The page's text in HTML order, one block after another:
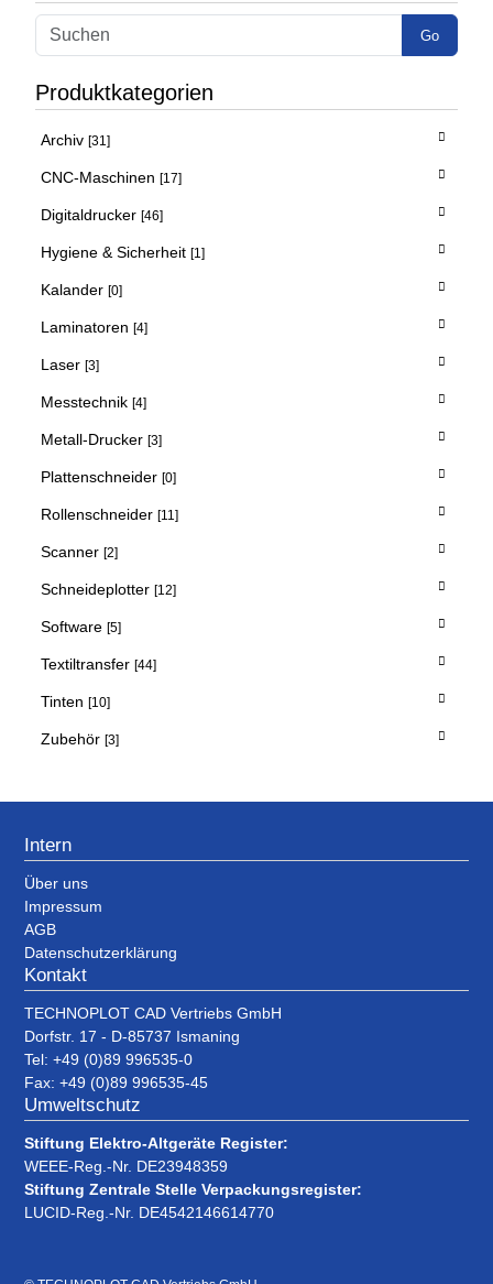
Go
Produktkategorien
Archiv [31]
CNC-Maschinen [17]
Digitaldrucker [46]
Hygiene & Sicherheit [1]
Kalander [0]
Laminatoren [4]
Laser [3]
Messtechnik [4]
Metall-Drucker [3]
Plattenschneider [0]
Rollenschneider [11]
Scanner [2]
Schneideplotter [12]
Software [5]
Textiltransfer [44]
Tinten [10]
Zubehör [3]
Intern
Über uns
Impressum
AGB
Datenschutzerklärung
Kontakt
TECHNOPLOT CAD Vertriebs GmbH
Dorfstr. 17 - D-85737 Ismaning
Tel: +49 (0)89 996535-0
Fax: +49 (0)89 996535-45
Umweltschutz
Stiftung Elektro-Altgeräte Register:
WEEE-Reg.-Nr. DE23948359
Stiftung Zentrale Stelle Verpackungsregister:
LUCID-Reg.-Nr. DE4542146614770